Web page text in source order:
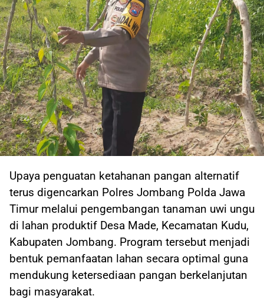
Upaya penguatan ketahanan pangan alternatif
terus digencarkan Polres Jombang Polda Jawa
Timur melalui pengembangan tanaman uwi ungu
di lahan produktif Desa Made, Kecamatan Kudu,
Kabupaten Jombang. Program tersebut menjadi
bentuk pemanfaatan lahan secara optimal guna
mendukung ketersediaan pangan berkelanjutan
bagi masyarakat.